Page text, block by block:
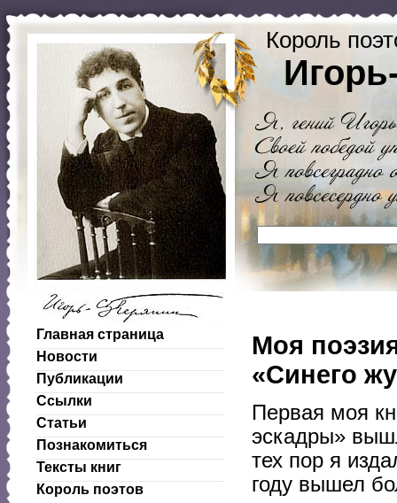
Король
Главная страница
Новости
Публикации
Ссылки
Статьи
Познакомиться
Тексты книг
Король поэтов
Моя
«Синего
Первая моя
эскадры»
тех пор я
году вышел